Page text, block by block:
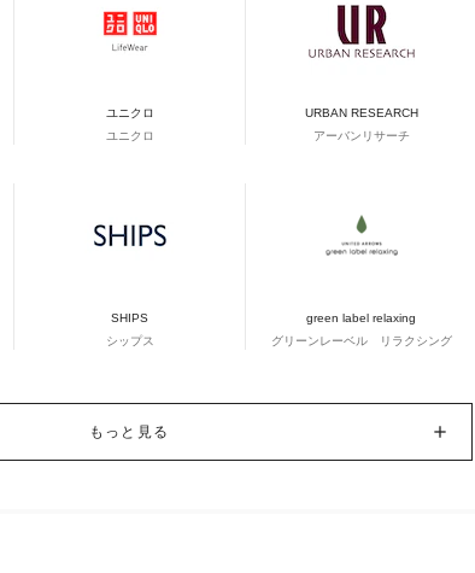
ユニクロ
ユニクロ
URBAN RESEARCH
アーバンリサーチ
SHIPS
シップス
green label relaxing
グリーンレーベル リラクシング
もっと見る